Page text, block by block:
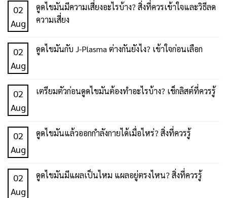
02
Aug
ดูดไขมันมีความเสี่ยงอะไรบ้าง? สิ่งที่ควรเข้าใจและวิธีลด
ความเสี่ยง
Comments
ไข
ความ
บ้าง?
สิ่ง
02
Aug
ดูดไขมันกับ J-Plasma ต่างกันยังไง? เข้าใจก่อนเลือก
on
มัน
Plasma
02
Aug
เตรียมตัวก่อนดูดไขมันต้องทำอะไรบ้าง? เช็กลิสต์ที่ควรรู้
on
ก่อน
02
Aug
ดูดไขมันแล้วออกกำลังกายได้เมื่อไหร่? สิ่งที่ควรรู้
on
02
Aug
ดูดไขมันมีแผลเป็นไหม แผลอยู่ตรงไหน? สิ่งที่ควรรู้